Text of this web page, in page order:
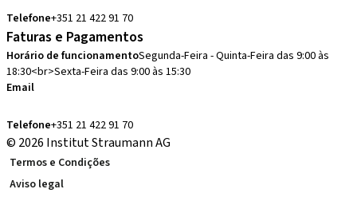
Telefone+351 21 422 91 70
Faturas e Pagamentos
Horário de funcionamentoSegunda-Feira - Quinta-Feira das 9:00 às
18:30<br>Sexta-Feira das 9:00 às 15:30
Email
Telefone+351 21 422 91 70
© 2026 Institut Straumann AG
Termos e Condições
Aviso legal